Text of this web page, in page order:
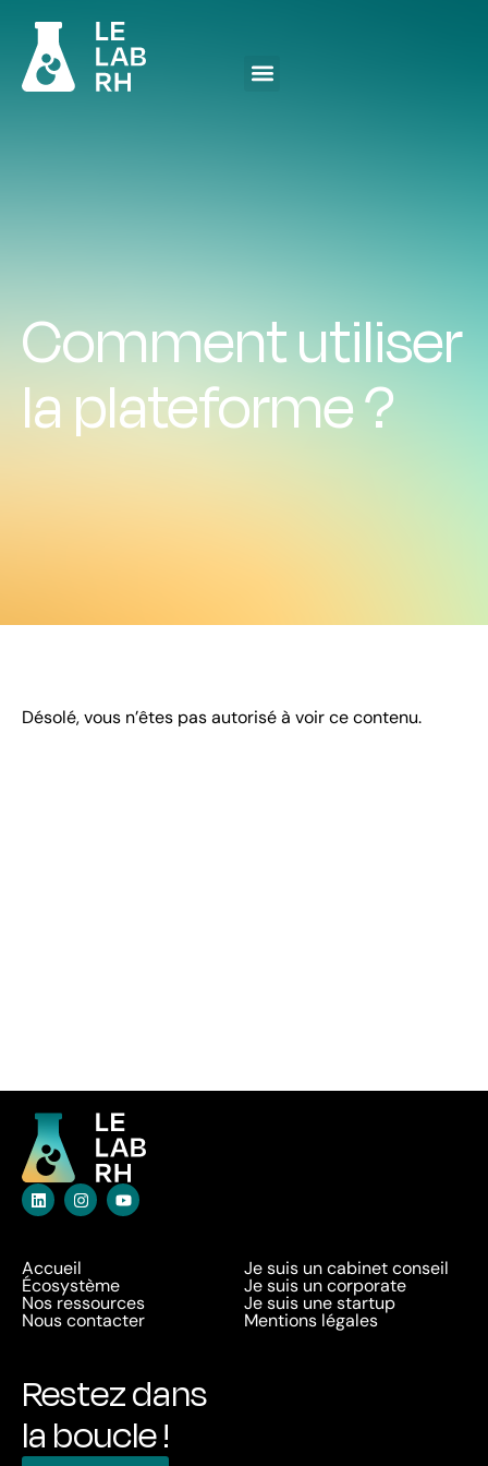
Comment utiliser
la plateforme ?
Désolé, vous n’êtes pas autorisé à voir ce contenu.
Accueil
Écosystème
Nos ressources
Nous contacter
Je suis un cabinet conseil
Je suis un corporate
Je suis une startup
Mentions légales
Restez dans
la boucle !